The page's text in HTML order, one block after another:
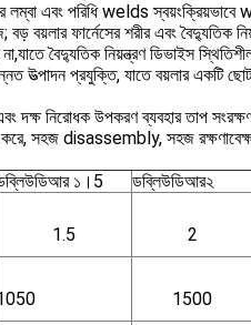
লম্বা এবং পরিধি welds
ফার্নেসের শরীর এবং বৈদ্যুতিক
বৈদ্যুতিক নিয়ন্ত্রণ ডিভাইস
উত্পাদন প্রযুক্তি, যাতে বয়লার একটি
দক্ষ নিরোধক উপকরণ ব্যবহার তাপ
করে, সহজ disassembly, সহজ
১।5 ডব্লিউডিআর২
1.5 2
1500